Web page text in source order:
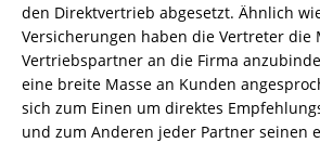
den Direktvertrieb abgesetzt. Ähnlich
Versicherungen haben die Vertreter die
Vertriebspartner an die Firma
eine breite Masse an Kunden
sich zum Einen um direktes
und zum Anderen jeder Partner seinen